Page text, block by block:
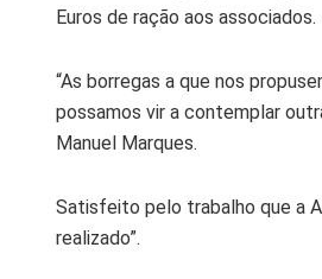
Euros de ração aos associados.
“As borregas a que nos
possamos vir a contemplar
Manuel Marques.
Satisfeito pelo trabalho que a
realizado”.